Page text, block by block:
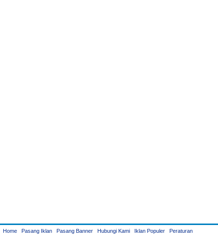
Home Pasang Iklan Pasang Banner Hubungi Kami Iklan Populer Peraturan